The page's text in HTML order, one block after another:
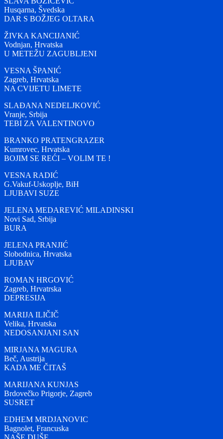
Husqarna, Švedska
DAR S BOŽJEG OLTARA
ŽIVKA KANCIJANIĆ
Vodnjan, Hrvatska
U METEŽU ZAGUBLJENI
VESNA ŠPANIĆ
Zagreb, Hrvatska
NA CVIJETU LIMETE
SLAĐANA NEDELJKOVIĆ
Vranje, Srbija
TEBI ZA VALENTINOVO
BRANKO PRATENGRAZER
Kumrovec, Hrvatska
BOJIM SE REĆI – VOLIM TE !
VESNA RADIĆ
G.Vakuf-Uskoplje, BiH
LJUBAVI SUZE
JELENA MEDAREVIĆ MILADINSKI
Novi Sad, Srbija
BURA
JELENA PRANJIĆ
Slobodnica, Hrvatska
LJUBAV
ROMAN HRGOVIĆ
Zagreb, Hrvatrska
DEPRESIJA
MARIJA ILIČIČ
Velika, Hrvatska
NEDOSANJANI SAN
MIRJANA MAGURA
Beč, Austrija
KADA ME ČITAŠ
MARIJANA KUNJAS
Brdovečko Prigorje, Zagreb
SUSRET
EDHEM MRDJANOVIC
Bagnolet, Francuska
NAŠE DUŠE